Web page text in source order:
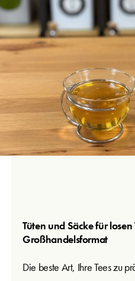
Tüten und Säcke für losen
Großhandelsformat
Die beste Art, Ihre Tees zu